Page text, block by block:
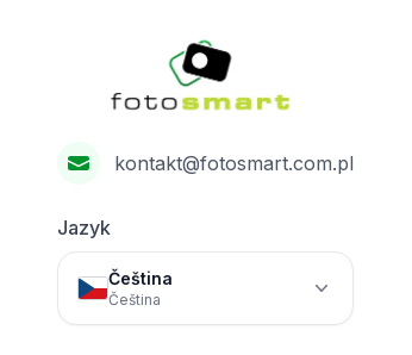
kontakt@fotosmart.com.pl
Jazyk
Čeština
Čeština